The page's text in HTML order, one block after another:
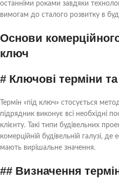
## Сталі матеріали та
будівництва
інвестицій
Майбутні
# Тенденції та
## Адаптація до
# Висновки та
останніми роками завдяки
вимогам до сталого розвитку в
Основи
ключ
# Ключові терміни
Термін «під ключ» стосується
підрядник виконує всі необхідні
клієнту. Такі типи будівельних
комерційній будівельній галузі, де
мають вирішальне значення.
## Визначення